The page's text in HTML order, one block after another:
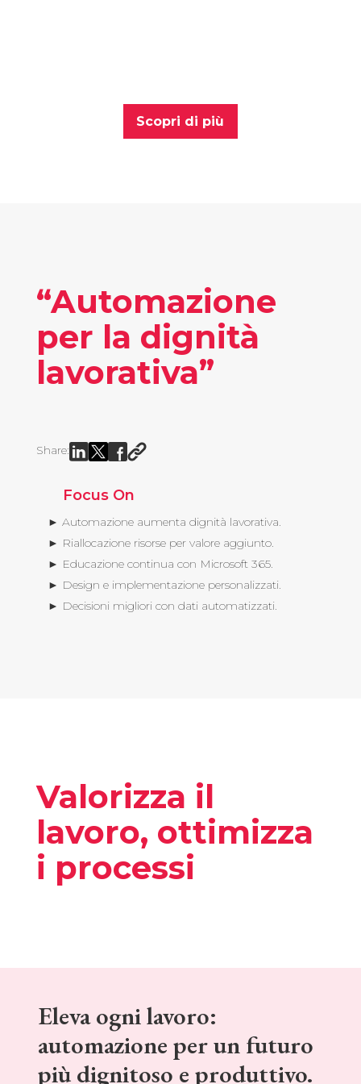
Scopri di più
“Automazione
per la dignità
lavorativa”
Share:
Focus On
► Automazione aumenta dignità lavorativa.
► Riallocazione risorse per valore aggiunto.
► Educazione continua con Microsoft 365.
► Design e implementazione personalizzati.
► Decisioni migliori con dati automatizzati.
Valorizza il
lavoro, ottimizza
i processi
Eleva ogni lavoro:
automazione per un futuro
più dignitoso e produttivo.